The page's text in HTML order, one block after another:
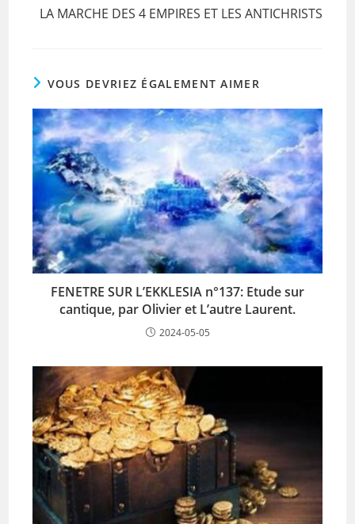
LA MARCHE DES 4 EMPIRES ET LES ANTICHRISTS
VOUS DEVRIEZ ÉGALEMENT AIMER
FENETRE SUR L’EKKLESIA n°137: Etude sur
cantique, par Olivier et L’autre Laurent.
2024-05-05